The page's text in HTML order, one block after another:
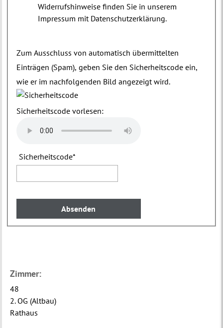
Widerrufshinweise finden Sie in unserem
Impressum mit Datenschutzerklärung.
Zum Ausschluss von automatisch übermittelten
Einträgen (Spam), geben Sie den Sicherheitscode ein,
wie er im nachfolgenden Bild angezeigt wird.
Sicherheitscode vorlesen:
Sicherheitscode*
Zimmer:
48
2. OG (Altbau)
Rathaus